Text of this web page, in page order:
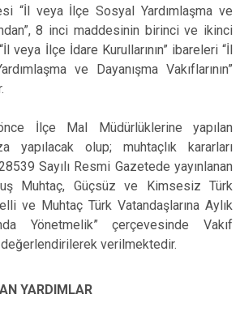
“İl veya İlçe Sosyal Yardımlaşma ve
8 inci maddesinin birinci ve ikinci
veya İlçe İdare Kurullarının” ibareleri “İl
ve Dayanışma Vakıflarının”
İlçe Mal Müdürlüklerine yapılan
yapılacak olup; muhtaçlık kararları
Sayılı Resmi Gazetede yayınlanan
Muhtaç, Güçsüz ve Kimsesiz Türk
ve Muhtaç Türk Vatandaşlarına Aylık
Yönetmelik” çerçevesinde Vakıf
verilmektedir.
YARDIMLAR